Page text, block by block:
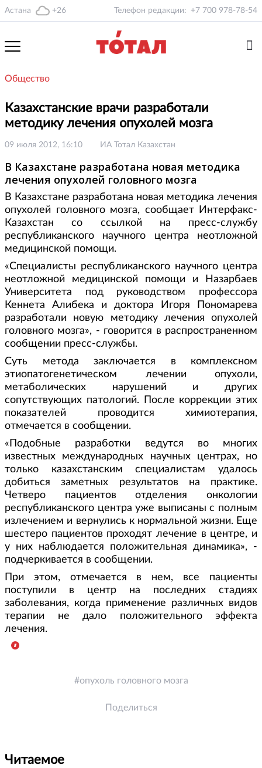
Астана +26 Телефон редакции: +7 700 978-78-54
Общество
Казахстанские врачи разработали
методику лечения опухолей мозга
09 июля 2012, 16:10 ИА Тотал Казахстан
В Казахстане разработана новая методика
лечения опухолей головного мозга
В Казахстане разработана новая методика лечения
опухолей головного мозга, сообщает Интерфакс-
Казахстан со ссылкой на пресс-службу
республиканского научного центра неотложной
медицинской помощи.
«Специалисты республиканского научного центра
неотложной медицинской помощи и Назарбаев
Университета под руководством профессора
Кеннета Алибека и доктора Игоря Пономарева
разработали новую методику лечения опухолей
головного мозга», - говорится в распространенном
сообщении пресс-службы.
Суть метода заключается в комплексном
этиопатогенетическом лечении опухоли,
метаболических нарушений и других
сопутствующих патологий. После коррекции этих
показателей проводится химиотерапия,
отмечается в сообщении.
«Подобные разработки ведутся во многих
известных международных научных центрах, но
только казахстанским специалистам удалось
добиться заметных результатов на практике.
Четверо пациентов отделения онкологии
республиканского центра уже выписаны с полным
излечением и вернулись к нормальной жизни. Еще
шестеро пациентов проходят лечение в центре, и
у них наблюдается положительная динамика», -
подчеркивается в сообщении.
При этом, отмечается в нем, все пациенты
поступили в центр на последних стадиях
заболевания, когда применение различных видов
терапии не дало положительного эффекта
лечения.
опухоль головного мозга
Поделиться
Читаемое